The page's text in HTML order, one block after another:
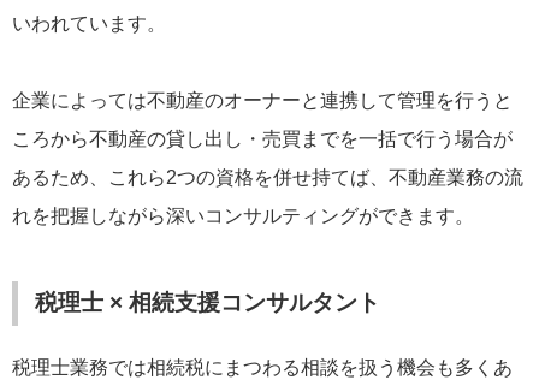
いわれています。
企業によっては不動産のオーナーと連携して管理を行うと
ころから不動産の貸し出し・売買までを一括で行う場合が
あるため、これら2つの資格を併せ持てば、不動産業務の流
れを把握しながら深いコンサルティングができます。
税理士 × 相続支援コンサルタント
税理士業務では相続税にまつわる相談を扱う機会も多くあ